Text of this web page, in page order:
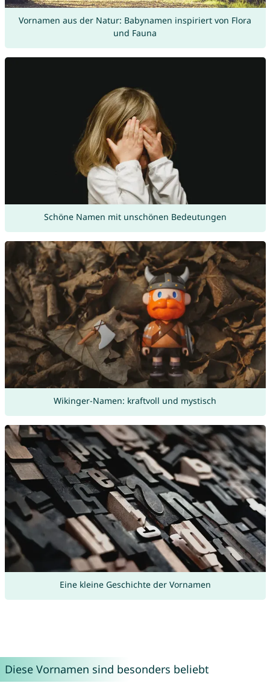
Vornamen aus der Natur: Babynamen inspiriert von Flora
und Fauna
Schöne Namen mit unschönen Bedeutungen
Wikinger-Namen: kraftvoll und mystisch
Eine kleine Geschichte der Vornamen
Diese Vornamen sind besonders beliebt